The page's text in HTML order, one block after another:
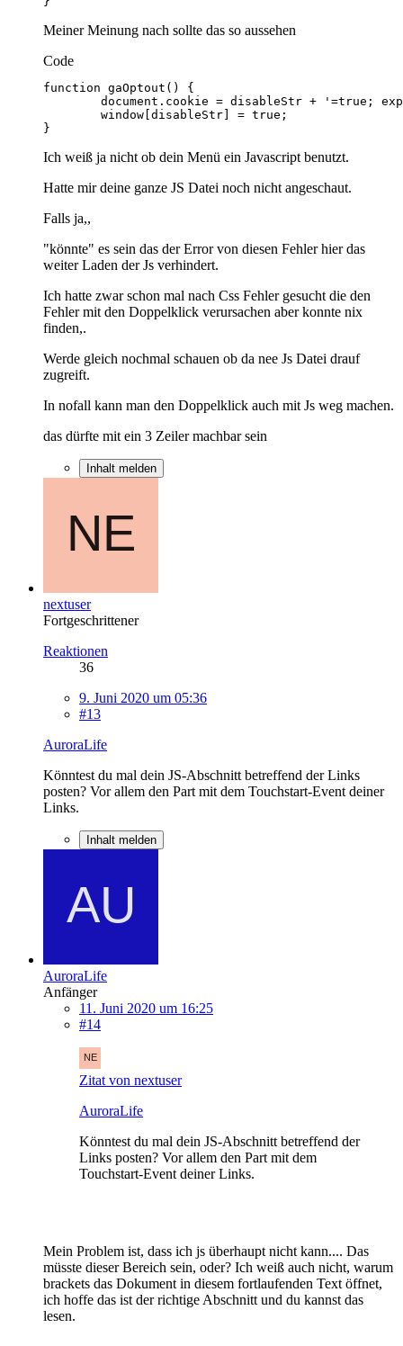
Meiner Meinung nach sollte das so aussehen
Code
}
Ich weiß ja nicht ob dein Menü ein Javascript benutzt.
Hatte mir deine ganze JS Datei noch nicht angeschaut.
Falls ja,,
"könnte" es sein das der Error von diesen Fehler hier das
weiter Laden der Js verhindert.
Ich hatte zwar schon mal nach Css Fehler gesucht die den
Fehler mit den Doppelklick verursachen aber konnte nix
finden,.
Werde gleich nochmal schauen ob da nee Js Datei drauf
zugreift.
In nofall kann man den Doppelklick auch mit Js weg machen.
das dürfte mit ein 3 Zeiler machbar sein
Inhalt melden
nextuser
Fortgeschrittener
Reaktionen
36
9. Juni 2020 um 05:36
#13
AuroraLife
Könntest du mal dein JS-Abschnitt betreffend der Links
posten? Vor allem den Part mit dem Touchstart-Event deiner
Links.
Inhalt melden
AuroraLife
Anfänger
11. Juni 2020 um 16:25
#14
Zitat von nextuser
AuroraLife
Könntest du mal dein JS-Abschnitt betreffend der
Links posten? Vor allem den Part mit dem
Touchstart-Event deiner Links.
Mein Problem ist, dass ich js überhaupt nicht kann.... Das
müsste dieser Bereich sein, oder? Ich weiß auch nicht, warum
brackets das Dokument in diesem fortlaufenden Text öffnet,
ich hoffe das ist der richtige Abschnitt und du kannst das
lesen.